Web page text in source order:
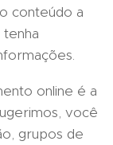
conteúdo a
online é a
você
grupos de